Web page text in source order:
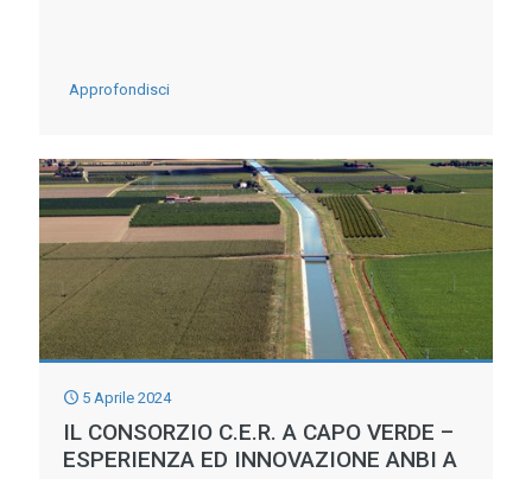
Approfondisci-
DILEMMA
DELLA
SICILIA
L’ARRIVO
DEI
AGGRAVERA’
LA
5 Aprile 2024
IL CONSORZIO C.E.R. A CAPO VERDE –
ESPERIENZA ED INNOVAZIONE ANBI A